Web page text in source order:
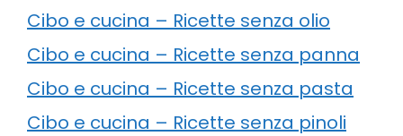
Cibo e cucina – Ricette senza olio
Cibo e cucina – Ricette senza panna
Cibo e cucina – Ricette senza pasta
Cibo e cucina – Ricette senza pinoli